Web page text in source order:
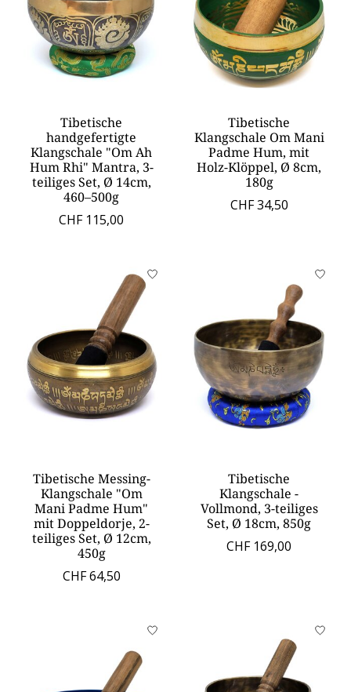
Tibetische
handgefertigte
Klangschale "Om Ah
Hum Rhi" Mantra, 3-
teiliges Set, Ø 14cm,
460–500g
CHF 115,00
Tibetische
Klangschale Om Mani
Padme Hum, mit
Holz-Klöppel, Ø 8cm,
180g
CHF 34,50
Tibetische Messing-
Klangschale "Om
Mani Padme Hum"
mit Doppeldorje, 2-
teiliges Set, Ø 12cm,
450g
CHF 64,50
Tibetische
Klangschale -
Vollmond, 3-teiliges
Set, Ø 18cm, 850g
CHF 169,00